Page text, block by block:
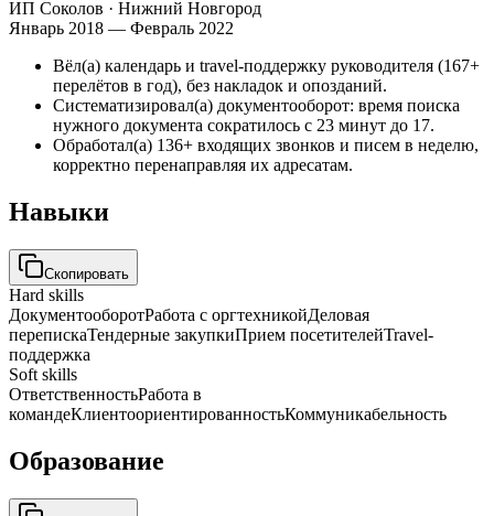
ИП Соколов · Нижний Новгород
Январь 2018 — Февраль 2022
Вёл(а) календарь и travel-поддержку руководителя (167+
перелётов в год), без накладок и опозданий.
Систематизировал(а) документооборот: время поиска
нужного документа сократилось с 23 минут до 17.
Обработал(а) 136+ входящих звонков и писем в неделю,
корректно перенаправляя их адресатам.
Навыки
Скопировать
Hard skills
ДокументооборотРабота с оргтехникойДеловая
перепискаТендерные закупкиПрием посетителейTravel-
поддержка
Soft skills
ОтветственностьРабота в
командеКлиентоориентированностьКоммуникабельность
Образование